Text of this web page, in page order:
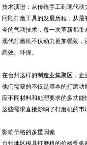
技术演进：从传统手工到现代动
回顾打磨工具的发展历程，从
今的气动技术，每一次革新都带
现代打磨机不仅动力更加强劲
高效、环保。
在台州这样的制造业集聚区，企
他们需要的不仅是基本的打磨
应不同材料和处理要求的多功能
这些需求直接影响了打磨机的市
影响价格的多重因素
台州地区模具打磨机的价格受